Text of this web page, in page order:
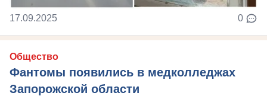
17.09.2025 0
Общество
Фантомы появились в медколледжах
Запорожской области